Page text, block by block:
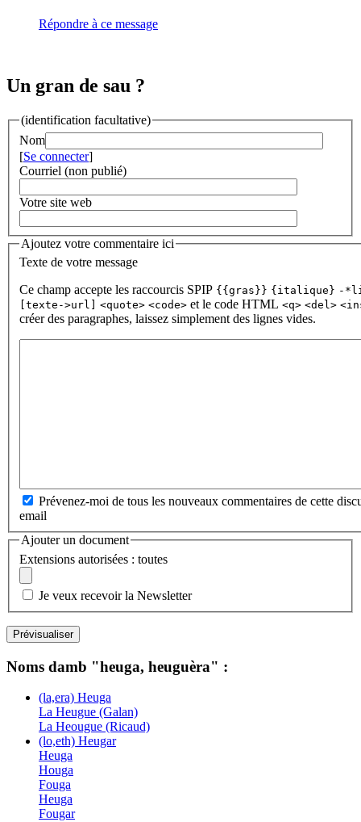
Répondre à ce message
Un gran de sau ?
(identification facultative)
Nom
[Se connecter]
Courriel (non publié)
Votre site web
Ajoutez votre commentaire ici
Texte de votre message
Ce champ accepte les raccourcis SPIP {{gras}} {italique} -
[texte->url]
<quote> <code> et le code HTML <q> <del>
créer des paragraphes, laissez simplement des lignes vides.
Prévenez-moi de tous les nouveaux commentaires de cette
email
Ajouter un document
Extensions autorisées : toutes
Je veux recevoir la Newsletter
Noms damb "heuga, heuguèra" :
(la,era) Heuga
La Heugue (Galan)
La Heougue (Ricaud)
(lo,eth) Heugar
Heuga
Houga
Fouga
Heuga
Fougar